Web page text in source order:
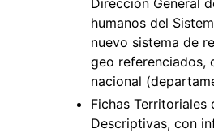
humanos del
nuevo sistema de
geo referenciados,
nacional
Fichas Territoriales
Descriptivas, con